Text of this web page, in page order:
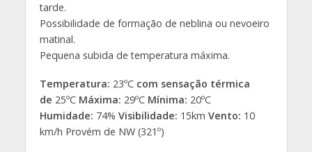
tarde.
Possibilidade de formação de neblina ou nevoeiro
matinal.
Pequena subida de temperatura máxima.
Temperatura: 23ºC com sensação térmica
de 25ºC Máxima: 29ºC Mínima: 20ºC
Humidade: 74% Visibilidade: 15km Vento: 10
km/h Provém de NW (321º)